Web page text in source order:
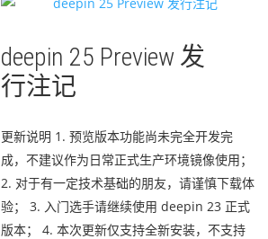
deepin 25 Preview 发
行注记
更新说明 1. 预览版本功能尚未完全开发完
成，不建议作为日常正式生产环境镜像使用；
2. 对于有一定技术基础的朋友，请谨慎下载体
验； 3. 入门选手请继续使用 deepin 23 正式
版本； 4. 本次更新仅支持全新安装，不支持